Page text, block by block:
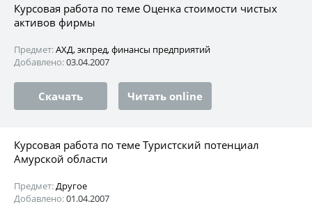
Курсовая работа по теме Оценка стоимости чистых
активов фирмы
Предмет:АХД, экпред, финансы предприятий
Добавлено:03.04.2007
Скачать Читать online
Курсовая работа по теме Туристский потенциал
Амурской области
Предмет:Другое
Добавлено:01.04.2007